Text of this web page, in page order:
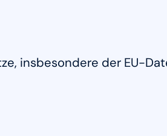
insbesondere der EU-